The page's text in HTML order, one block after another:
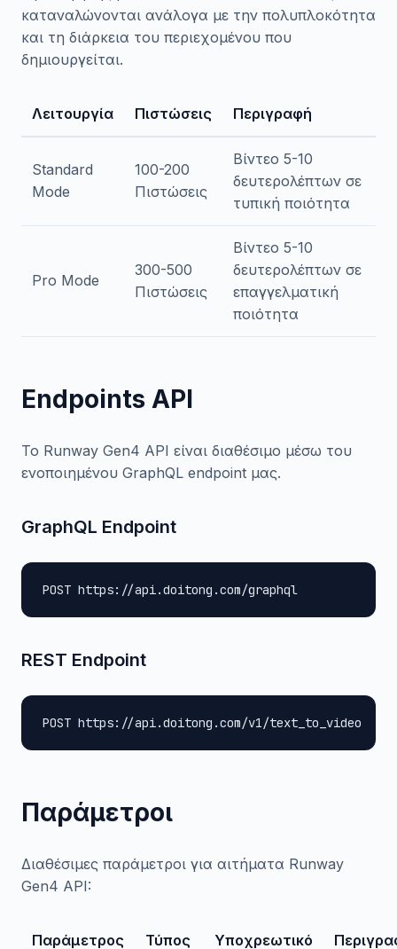
καταναλώνονται ανάλογα με την πολυπλοκότητα
και τη διάρκεια του περιεχομένου που
δημιουργείται.
Λειτουργία Πιστώσεις Περιγραφή
Standard
Mode
100-200
Πιστώσεις
Βίντεο 5-10
δευτερολέπτων σε
τυπική ποιότητα
Pro Mode
300-500
Πιστώσεις
Βίντεο 5-10
δευτερολέπτων σε
επαγγελματική
ποιότητα
Endpoints API
Το Runway Gen4 API είναι διαθέσιμο μέσω του
ενοποιημένου GraphQL endpoint μας.
GraphQL Endpoint
POST https://api.doitong.com/graphql
REST Endpoint
POST https://api.doitong.com/v1/text_to_video
Παράμετροι
Διαθέσιμες παράμετροι για αιτήματα Runway
Gen4 API:
Παράμετρος Τύπος Υποχρεωτικό